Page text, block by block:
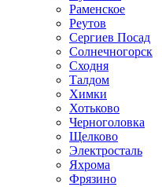
Раменское
Реутов
Сергиев Посад
Солнечногорск
Сходня
Талдом
Химки
Хотьково
Черноголовка
Щелково
Электросталь
Яхрома
Фрязино